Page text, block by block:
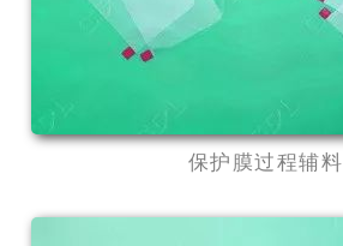
保护膜过程辅料